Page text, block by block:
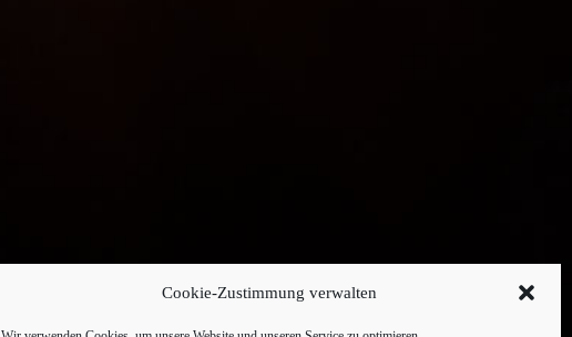
Cookie-Zustimmung verwalten